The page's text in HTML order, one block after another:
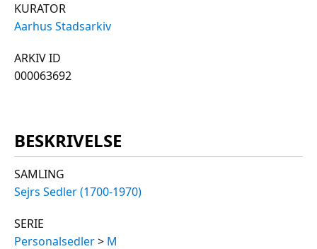
KURATOR
Aarhus Stadsarkiv
ARKIV ID
000063692
BESKRIVELSE
SAMLING
Sejrs Sedler (1700-1970)
SERIE
Personalsedler> M